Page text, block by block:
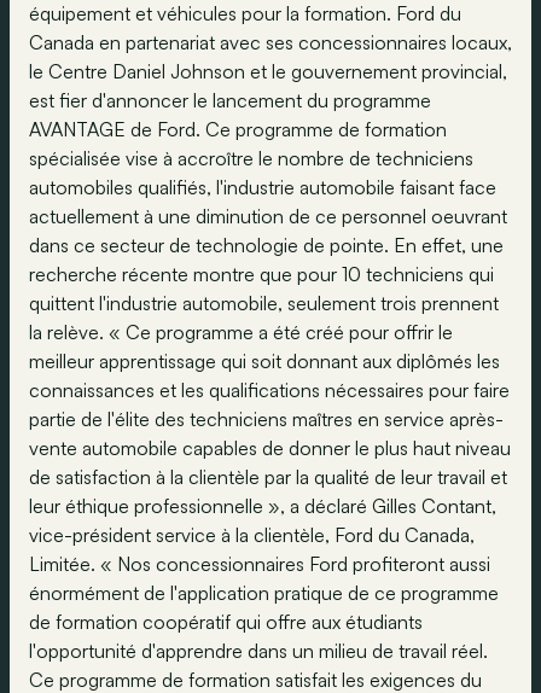
équipement et véhicules pour la formation. Ford du
Canada en partenariat avec ses concessionnaires locaux,
le Centre Daniel Johnson et le gouvernement provincial,
est fier d'annoncer le lancement du programme
AVANTAGE de Ford. Ce programme de formation
spécialisée vise à accroître le nombre de techniciens
automobiles qualifiés, l'industrie automobile faisant face
actuellement à une diminution de ce personnel oeuvrant
dans ce secteur de technologie de pointe. En effet, une
recherche récente montre que pour 10 techniciens qui
quittent l'industrie automobile, seulement trois prennent
la relève. « Ce programme a été créé pour offrir le
meilleur apprentissage qui soit donnant aux diplômés les
connaissances et les qualifications nécessaires pour faire
partie de l'élite des techniciens maîtres en service après-
vente automobile capables de donner le plus haut niveau
de satisfaction à la clientèle par la qualité de leur travail et
leur éthique professionnelle », a déclaré Gilles Contant,
vice-président service à la clientèle, Ford du Canada,
Limitée. « Nos concessionnaires Ford profiteront aussi
énormément de l'application pratique de ce programme
de formation coopératif qui offre aux étudiants
l'opportunité d'apprendre dans un milieu de travail réel.
Ce programme de formation satisfait les exigences du